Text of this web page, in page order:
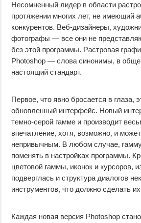
Несомненный лидер в области
протяжении многих лет, не имеющий
конкурентов. Веб-дизайнеры,
фотографы — все они не
без этой программы. Растровая
Photoshop — слова синонимы, в
настоящий стандарт.
Первое, что явно бросается в глаза,
обновленный интерфейс. Новый
темно-серой гамме и производит
впечатление, хотя, возможно, и
непривычным. В любом случае,
поменять в настройках программы.
цветовой гаммы, иконок и курсоров,
подверглась и структура диалогов
инструментов, что должно сделать
Каждая новая версия Photoshop